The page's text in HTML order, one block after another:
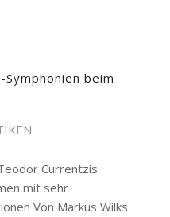
beim
Currentzis
mit sehr
Von Markus Wilks